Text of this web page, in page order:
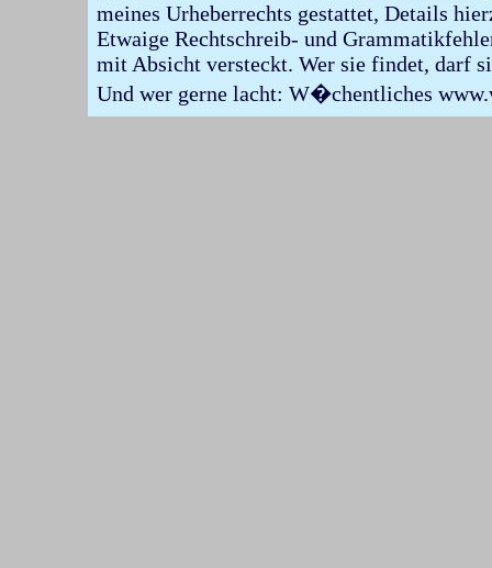
meines Urheberrechts gestattet, Details
Etwaige Rechtschreib- und
mit Absicht versteckt. Wer sie findet, darf
Und wer gerne lacht: W�chentliches